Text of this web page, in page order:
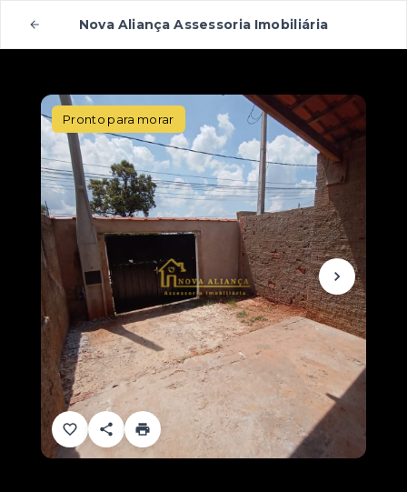
Nova Aliança Assessoria Imobiliária
Pronto para morar